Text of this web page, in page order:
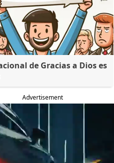
de Gracias a Dios es
Advertisement